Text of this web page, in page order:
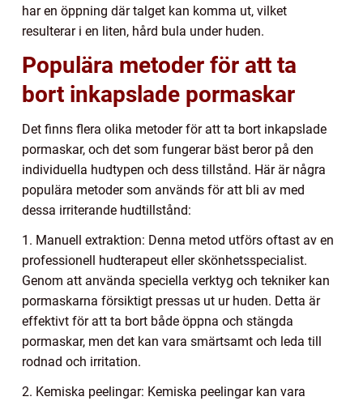
har en öppning där talget kan komma ut, vilket
resulterar i en liten, hård bula under huden.
Populära metoder för att ta
bort inkapslade pormaskar
Det finns flera olika metoder för att ta bort inkapslade
pormaskar, och det som fungerar bäst beror på den
individuella hudtypen och dess tillstånd. Här är några
populära metoder som används för att bli av med
dessa irriterande hudtillstånd:
1. Manuell extraktion: Denna metod utförs oftast av en
professionell hudterapeut eller skönhetsspecialist.
Genom att använda speciella verktyg och tekniker kan
pormaskarna försiktigt pressas ut ur huden. Detta är
effektivt för att ta bort både öppna och stängda
pormaskar, men det kan vara smärtsamt och leda till
rodnad och irritation.
2. Kemiska peelingar: Kemiska peelingar kan vara